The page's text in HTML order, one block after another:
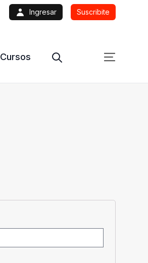
Ingresar Suscribite
Cursos